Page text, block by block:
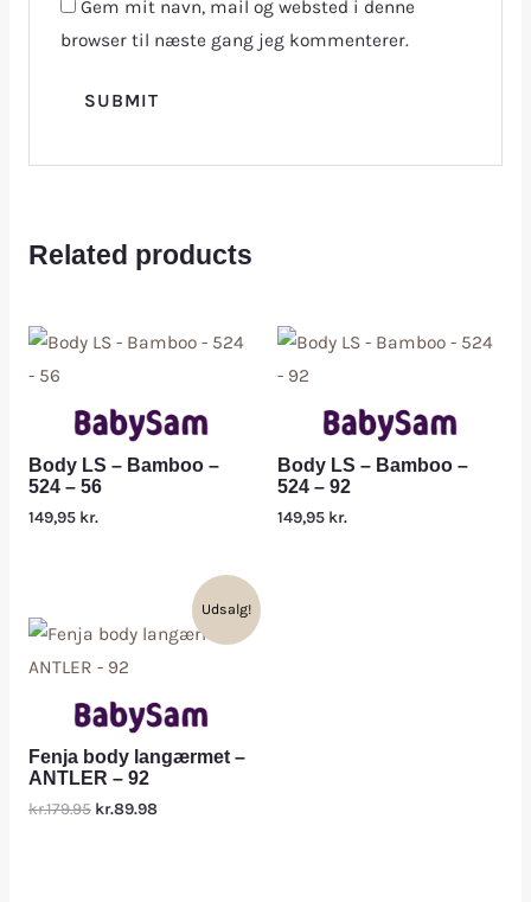
Gem mit navn, mail og websted i denne
browser til næste gang jeg kommenterer.
Related products
Body LS – Bamboo –
524 – 56
149,95 kr.
Body LS – Bamboo –
524 – 92
149,95 kr.
Udsalg!
Fenja body langærmet –
ANTLER – 92
kr.179.95 kr.89.98